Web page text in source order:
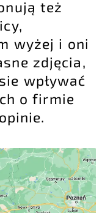
też
wyżej i oni
zdjęcia,
wpływać
o firmie